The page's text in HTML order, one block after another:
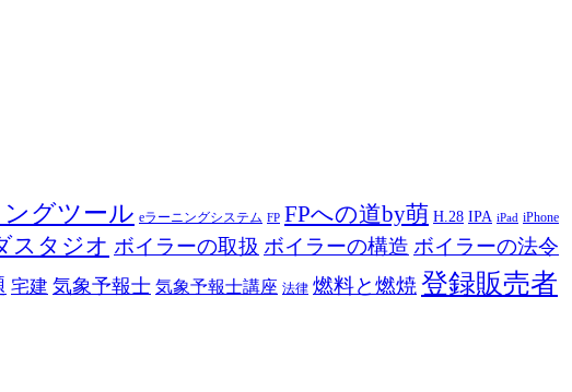
グツール eラーニングシステム FP FPへの道by萌 H.28 IPA iPad iPhone
スタジオ ボイラーの取扱 ボイラーの構造 ボイラーの法令
宅建 気象予報士 気象予報士講座 法律 燃料と燃焼 登録販売者